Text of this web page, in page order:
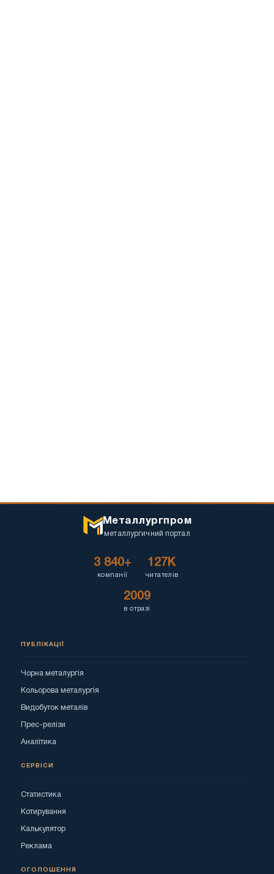
Металлургпром
металлургичний портал
3 840+
компанії
127K
читателів
2009
в отразі
ПУБЛІКАЦІЇ
Чорна металургія
Кольорова металургія
Видобуток металів
Прес-релізи
Аналітика
СЕРВІСИ
Статистика
Котирування
Калькулятор
Реклама
ОГОЛОШЕННЯ